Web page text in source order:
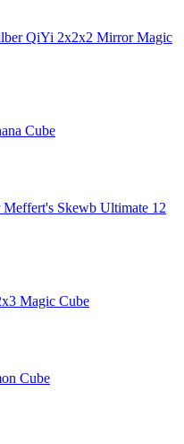
QiYi 2x2x2 Mirror Magic
Cube
Meffert's Skewb Ultimate 12
Magic Cube
Cube